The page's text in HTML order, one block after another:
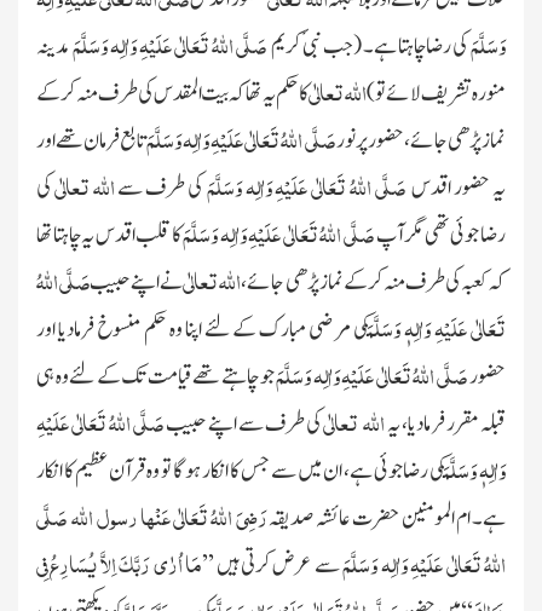
وَسَلَّمَکی رضاچاہتا ہے۔(جب نبیٔ کریمصَلَّی اللہُ تَعَالٰی عَلَیْہِ وَاٰلِہ وَسَلَّمَمدینہ
منورہ تشریف لائے تو)اللہ تعالٰیکا حکم یہ تھا کہ بیت المقدس کی طرف منہ کر کے
نماز پڑھی جائے ، حضور پر نورصَلَّی اللہُ تَعَالٰی عَلَیْہِ وَاٰلِہ وَسَلَّمَتابع فرمان تھے اور
یہ حضور اقدسصَلَّی اللہُ تَعَالٰی عَلَیْہِ وَاٰلِہ وَسَلَّمَکی طرف سےاللہ تعالٰیکی
رضاجوئی تھی مگر آپصَلَّی اللہُ تَعَالٰی عَلَیْہِ وَاٰلِہ وَسَلَّمَکا قلب اقدس یہ چاہتا تھا
کہ کعبہ کی طرف منہ کر کے نماز پڑھی جائے ،اللہ تعالٰینے اپنے حبیبصَلَّی اللہُ
تَعَالٰی عَلَیْہِ وَاٰلِہٖ وَسَلَّمَکی مرضی مبارک کے لئے اپنا وہ حکم منسوخ فرمادیا اور
حضورصَلَّی اللہُ تَعَالٰی عَلَیْہِ وَاٰلِہ وَسَلَّمَجو چاہتے تھے قیامت تک کے لئے وہ ہی
قبلہ مقرر فر مادیا، یہاللہ تعالٰیکی طرف سے اپنے حبیبصَلَّی اللہُ تَعَالٰی عَلَیْہِ
وَاٰلِہٖ وَسَلَّمَکی رضاجوئی ہے، ان میں سے جس کا انکار ہو گا تو وہ قرآن عظیم کا انکار
ہے۔ ام المومنین حضرت عائشہ صدیقہرَضِیَ اللہُ تَعَالٰی عَنْہارسول اللہصَلَّی
اللہُ تَعَالٰی عَلَیْہِ وَاٰلِہ وَسَلَّمَسے عرض کرتی ہیں ’’مَا اُرٰی رَبَّکَ اِلاَّ یُسَارِعُ فِی